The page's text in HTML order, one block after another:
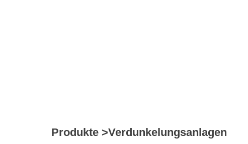
Produkte >Verdunkelungsanlagen